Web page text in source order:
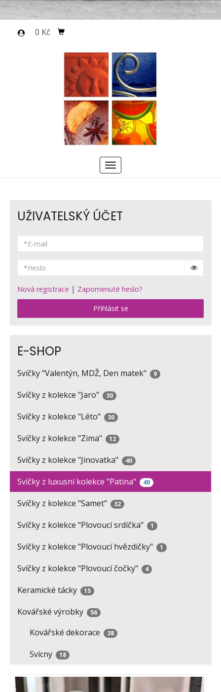
0 Kč
Menu
UŽIVATELSKÝ ÚČET
Nová registrace | Zapomenuté heslo?
Přihlásit se
E-SHOP
Svíčky "Valentýn, MDŽ, Den matek" 9
Svíčky z kolekce "Jaro" 30
Svíčky z kolekce "Léto" 30
Svíčky z kolekce "Zima" 12
Svíčky z kolekce "Jinovatka" 40
Svíčky z luxusní kolekce "Patina" 40
Svíčky z kolekce "Samet" 32
Svíčky z kolekce "Plovoucí srdíčka" 1
Svíčky z kolekce "Plovoucí hvězdičky" 1
Svíčky z kolekce "Plovoucí čočky" 4
Keramické tácky 15
Kovářské výrobky 56
Kovářské dekorace 38
Svícny 18